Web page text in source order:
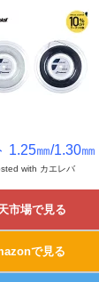
1.25㎜/1.30
with カエレバ
市場で見る
で見る